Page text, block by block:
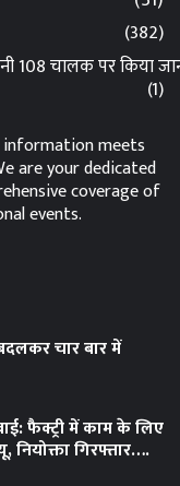
(382)
108 चालक पर किया
(1)
information meets
are your dedicated
coverage of
events.
चार बार में
फैक्ट्री में काम के लिए
नियोक्ता गिरफ्तार….